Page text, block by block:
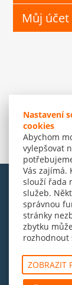
Nastavení
cookies
Abychom
vylepšovat
Vás zajímá.
slouží řada
služeb.
správnou
stránky
zbytku
rozhodnout
ZOBRAZIT
Můj účet
© Amenit
Powered by